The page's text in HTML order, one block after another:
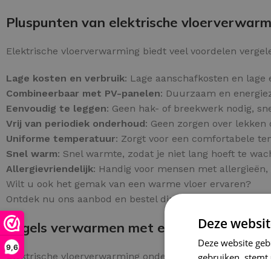
9,6
Pluspunten van elektrische
Elektrische vloerverwarming biedt veel voordelen
Lage kosten en verbruik: Lage aanschafkosten en
Combineerbaar met PV-panelen: Duurzaam en
Eenvoudig te leggen: Geen hak- of breekwerk nodig,
Vrij van periodiek onderhoud: Geen zorgen over
Uniforme temperatuur: Zorgt voor een comfortabele
Snel warm: Snel warmte, zodat je niet lang hoeft te
Allergievriendelijk: Handig voor mensen met
Wilt u ook het gemak van een warme vloer ervaren?
Ontdek nu ons aanbod en bestel direct online!
Tegels verwarmen met elektrische
Elektrische vloerverwarming onder tegels biedt een
Deze
Deze website